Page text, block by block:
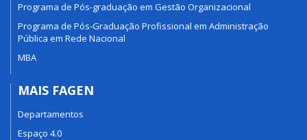
Programa de Pós-graduação em Gestão Organizacional
Programa de Pós-Graduação Profissional em Administração
Pública em Rede Nacional
MBA
MAIS FAGEN
Departamentos
Espaço 4.0